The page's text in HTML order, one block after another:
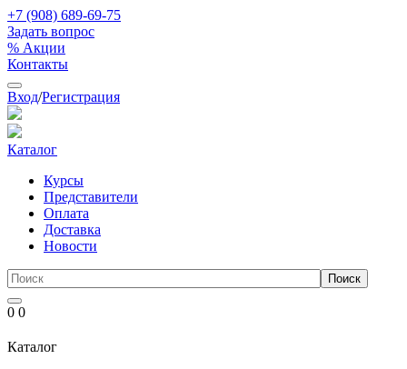
+7 (908) 689-69-75
Задать вопрос
% Акции
Контакты
Вход/Регистрация
Каталог
Курсы
Представители
Оплата
Доставка
Новости
0 0
Каталог